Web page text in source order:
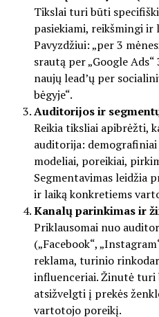
Tikslai turi būti
pasiekiami, reikšmingi ir
Pavyzdžiui: „per 3
srautą per „Google Ads“
naujų lead’ų per
bėgyje“.
Auditorijos ir
Reikia tiksliai apibrėžti,
auditorija:
modeliai, poreikiai,
Segmentavimas leidžia
ir laiką konkretiems
Kanalų parinkimas ir
Priklausomai nuo
(„Facebook“,
reklama, turinio
influenceriai. Žinutė turi
atsižvelgti į prekės
vartotojo poreikį.